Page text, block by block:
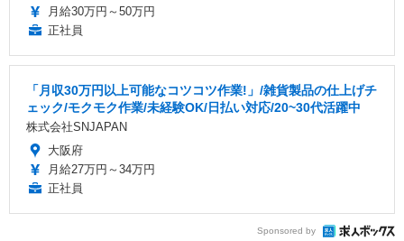
月給30万円～50万円
正社員
「月収30万円以上可能なコツコツ作業!」/雑貨製品の仕上げチ
ェック/モクモク作業/未経験OK/日払い対応/20~30代活躍中
株式会社SNJAPAN
大阪府
月給27万円～34万円
正社員
Sponsored by